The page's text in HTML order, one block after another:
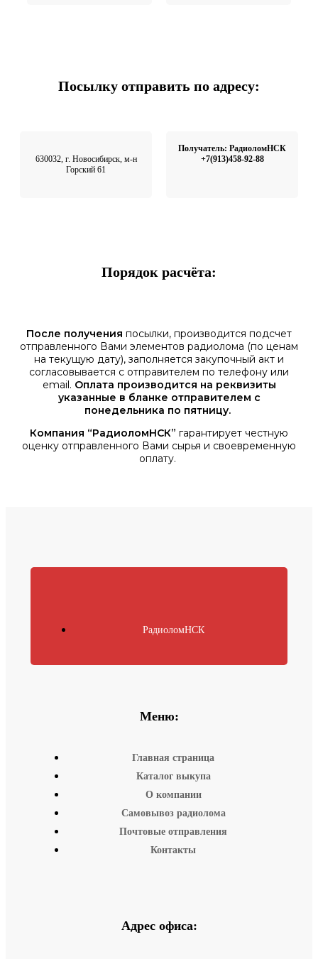
Посылку отправить по адресу:
630032, г. Новосибирск, м-н
Горский 61
Получатель: РадиоломНСК
+7(913)458-92-88
Порядок расчёта:
После получения посылки, производится подсчет
отправленного Вами элементов радиолома (по ценам
на текущую дату), заполняется закупочный акт и
согласовывается с отправителем по телефону или
email. Оплата производится на реквизиты
указанные в бланке отправителем с
понедельника по пятницу.
Компания “РадиоломНСК” гарантирует честную
оценку отправленного Вами сырья и своевременную
оплату.
РадиоломНСК
Меню:
Главная страница
Каталог выкупа
О компании
Самовывоз радиолома
Почтовые отправления
Контакты
Адрес офиса: